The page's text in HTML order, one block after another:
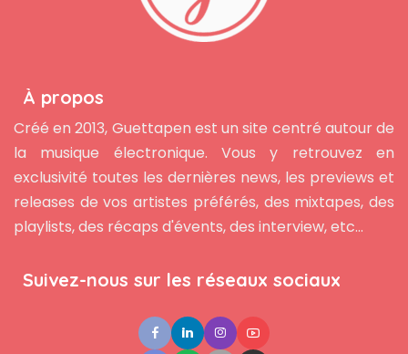
À propos
Créé en 2013, Guettapen est un site centré autour de
la musique électronique. Vous y retrouvez en
exclusivité toutes les dernières news, les previews et
releases de vos artistes préférés, des mixtapes, des
playlists, des récaps d'évents, des interview, etc...
Suivez-nous sur les réseaux sociaux